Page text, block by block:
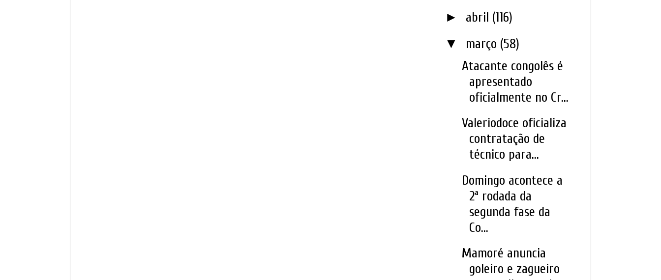
► abril (116)
▼ março (58)
Atacante congolês é
apresentado
oficialmente no Cr...
Valeriodoce oficializa
contratação de
técnico para...
Domingo acontece a
2ª rodada da
segunda fase da
Co...
Mamoré anuncia
goleiro e zagueiro